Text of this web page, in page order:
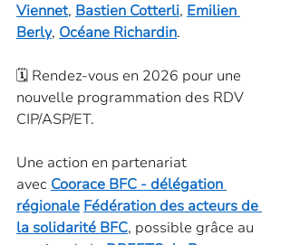
Viennet, Bastien Cotterli, Emilien
Berly, Océane Richardin.
🗓️ Rendez-vous en 2026 pour une
nouvelle programmation des RDV
CIP/ASP/ET.
Une action en partenariat
avec Coorace BFC - délégation
régionale Fédération des acteurs de
la solidarité BFC, possible grâce au